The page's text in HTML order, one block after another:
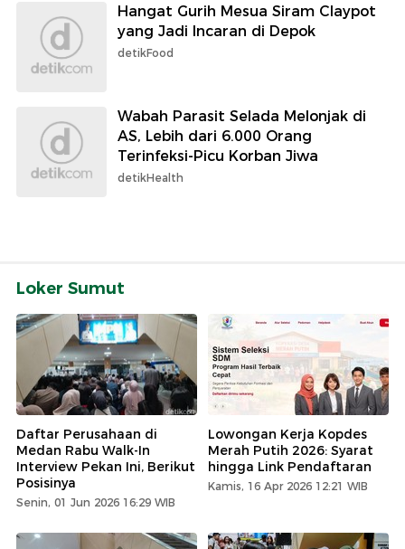
Hangat Gurih Mesua Siram Claypot
yang Jadi Incaran di Depok
detikFood
Wabah Parasit Selada Melonjak di
AS, Lebih dari 6.000 Orang
Terinfeksi-Picu Korban Jiwa
detikHealth
Loker Sumut
Daftar Perusahaan di
Medan Rabu Walk-In
Interview Pekan Ini, Berikut
Posisinya
Senin, 01 Jun 2026 16:29 WIB
Lowongan Kerja Kopdes
Merah Putih 2026: Syarat
hingga Link Pendaftaran
Kamis, 16 Apr 2026 12:21 WIB